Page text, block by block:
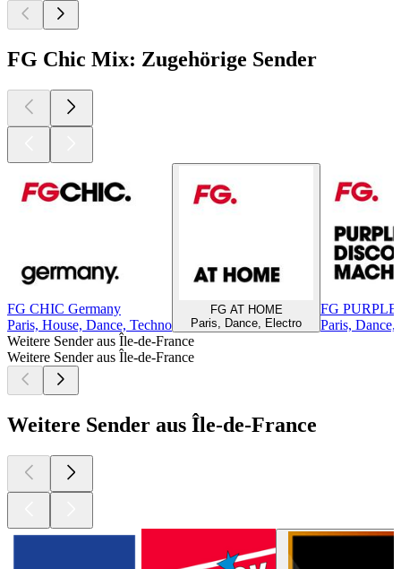
FG Chic Mix: Zugehörige Sender
FG CHIC Germany
Paris, House, Dance, Techno
FG AT HOME
Paris, Dance, Electro
FG
Paris, Dance,
Weitere Sender aus Île-de-France
Weitere Sender aus Île-de-France
Weitere Sender aus Île-de-France